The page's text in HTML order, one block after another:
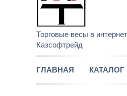
Торговые весы в
Казсофтрейд
ГЛАВНАЯ КАТАЛОГ